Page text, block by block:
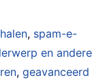
, spam-e-
en andere
,geavanceerd